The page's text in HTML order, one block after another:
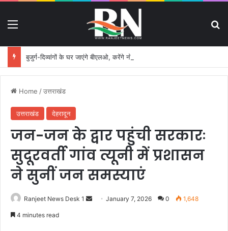
बुजुर्ग-दिव्यांगों के घर जाएंगे बीएलओ, करेंगे नोटिसों का निस्तारण
Home /उत्तराखंड
उत्तराखंड देहरादून
जन-जन के द्वार पहुंची सरकारः
सुदूरवर्ती गांव त्यूनी में प्रशासन
ने सुनीं जन समस्याएं
Ranjeet News Desk 1 January 7, 2026 0 1,648
4 minutes read